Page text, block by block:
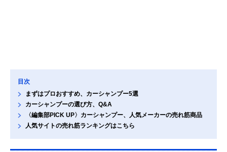
目次
まずはプロおすすめ、カーシャンプー5選
カーシャンプーの選び方、Q&A
〈編集部PICK UP〉カーシャンプー、人気メーカーの売れ筋商品
人気サイトの売れ筋ランキングはこちら